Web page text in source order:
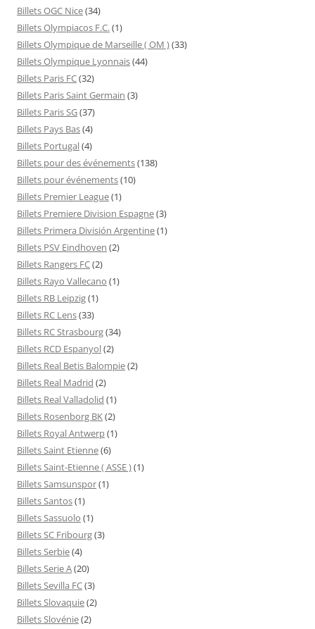
Billets OGC Nice(34)
Billets Olympiacos F.C.(1)
Billets Olympique de Marseille ( OM )(33)
Billets Olympique Lyonnais(44)
Billets Paris FC(32)
Billets Paris Saint Germain (3)
Billets Paris SG(37)
Billets Pays Bas(4)
Billets Portugal(4)
Billets pour des événements(138)
Billets pour événements(10)
Billets Premier League(1)
Billets Premiere Division Espagne(3)
Billets Primera División Argentine(1)
Billets PSV Eindhoven (2)
Billets Rangers FC(2)
Billets Rayo Vallecano (1)
Billets RB Leipzig(1)
Billets RC Lens(33)
Billets RC Strasbourg(34)
Billets RCD Espanyol(2)
Billets Real Betis Balompie(2)
Billets Real Madrid (2)
Billets Real Valladolid (1)
Billets Rosenborg BK(2)
Billets Royal Antwerp(1)
Billets Saint Etienne(6)
Billets Saint-Etienne ( ASSE )(1)
Billets Samsunspor(1)
Billets Santos(1)
Billets Sassuolo (1)
Billets SC Fribourg(3)
Billets Serbie(4)
Billets Serie A(20)
Billets Sevilla FC(3)
Billets Slovaquie(2)
Billets Slovénie(2)